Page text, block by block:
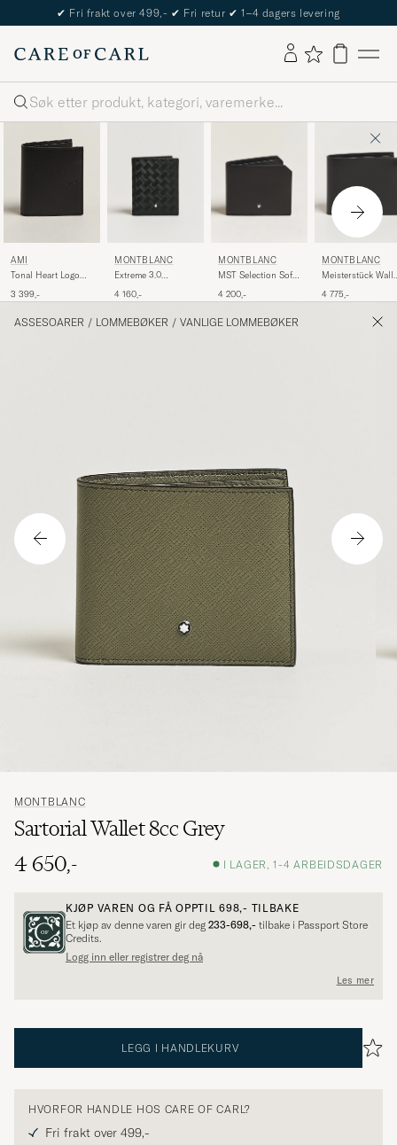
✔ Fri frakt over 499,- ✔ Fri retur ✔ 1–4 dagers levering
Søk
AMI
Tonal Heart Logo
3 399,-
MONTBLANC
Extreme 3.0
Black
4 160,-
MONTBLANC
MST Selection Soft
4 200,-
MONTBLANC
Meisterstück
4 775,-
ASSESOARER / LOMMEBØKER / VANLIGE LOMMEBØKER
MONTBLANC
Sartorial Wallet 8cc Grey
4 650,-
I LAGER, 1-4 ARBEIDSDAGER
KJØP VAREN OG FÅ OPPTIL698,- TILBAKE
Et kjøp av denne varen gir deg 233-698,- tilbake i Passport Store
Credits.
Logg inn eller registrer deg nå
Les mer
LEGG I HANDLEKURV
HVORFOR HANDLE HOS CARE OF CARL?
Fri frakt over 499,-